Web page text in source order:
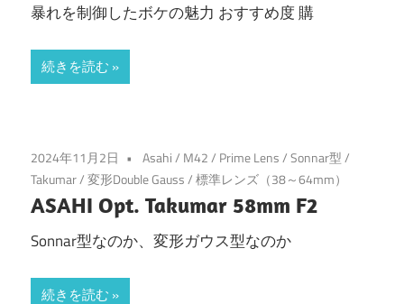
暴れを制御したボケの魅力 おすすめ度 購
続きを読む
2024年11月2日 Asahi/ M42/ Prime Lens/Sonnar型/
Takumar/変形Double Gauss/標準レンズ（38～64mm）
ASAHI Opt. Takumar 58mm F2
Sonnar型なのか、変形ガウス型なのか
続きを読む